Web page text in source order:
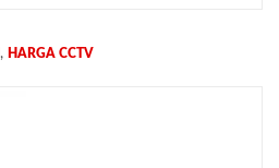
, HARGA CCTV